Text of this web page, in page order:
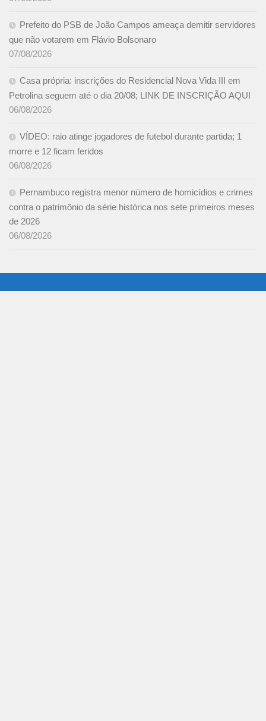
Prefeito do PSB de João Campos ameaça demitir servidores
que não votarem em Flávio Bolsonaro
07/08/2026
Casa própria: inscrições do Residencial Nova Vida III em
Petrolina seguem até o dia 20/08; LINK DE INSCRIÇÃO AQUI
06/08/2026
VÍDEO: raio atinge jogadores de futebol durante partida; 1
morre e 12 ficam feridos
06/08/2026
Pernambuco registra menor número de homicídios e crimes
contra o patrimônio da série histórica nos sete primeiros meses
de 2026
06/08/2026